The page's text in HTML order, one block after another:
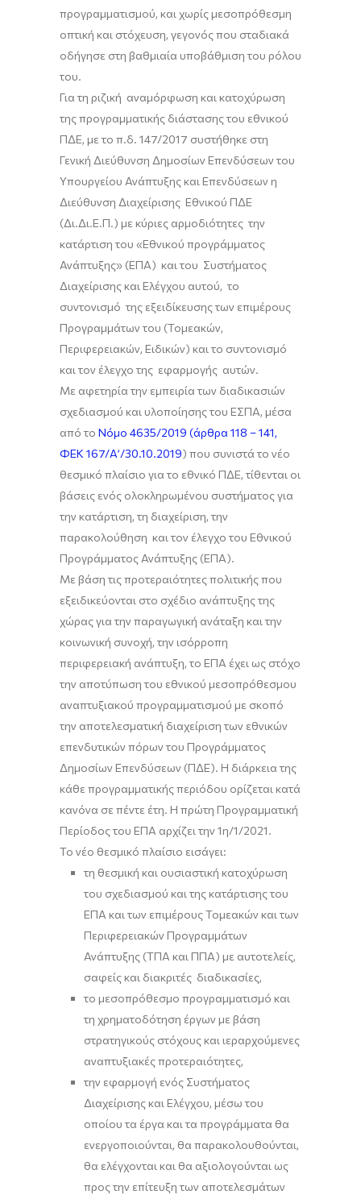
προγραμματισμού, και χωρίς μεσοπρόθεσμη
οπτική και στόχευση, γεγονός που σταδιακά
οδήγησε στη βαθμιαία υποβάθμιση του ρόλου
του.
Για τη ριζική αναμόρφωση και κατοχύρωση
της προγραμματικής διάστασης του εθνικού
ΠΔΕ, με το π.δ. 147/2017 συστήθηκε στη
Γενική Διεύθυνση Δημοσίων Επενδύσεων του
Υπουργείου Ανάπτυξης και Επενδύσεων η
Διεύθυνση Διαχείρισης Εθνικού ΠΔΕ
(Δι.Δι.Ε.Π.) με κύριες αρμοδιότητες την
κατάρτιση του «Εθνικού προγράμματος
Ανάπτυξης» (ΕΠΑ) και του Συστήματος
Διαχείρισης και Ελέγχου αυτού, το
συντονισμό της εξειδίκευσης των επιμέρους
Προγραμμάτων του (Τομεακών,
Περιφερειακών, Ειδικών) και το συντονισμό
και τον έλεγχο της εφαρμογής αυτών.
Με αφετηρία την εμπειρία των διαδικασιών
σχεδιασμού και υλοποίησης του ΕΣΠΑ, μέσα
από το Νόμο 4635/2019 (άρθρα 118 – 141,
ΦΕΚ 167/Α’/30.10.2019) που συνιστά το νέο
θεσμικό πλαίσιο για το εθνικό ΠΔΕ, τίθενται οι
βάσεις ενός ολοκληρωμένου συστήματος για
την κατάρτιση, τη διαχείριση, την
παρακολούθηση και τον έλεγχο του Εθνικού
Προγράμματος Ανάπτυξης (ΕΠΑ).
Με βάση τις προτεραιότητες πολιτικής που
εξειδικεύονται στο σχέδιο ανάπτυξης της
χώρας για την παραγωγική ανάταξη και την
κοινωνική συνοχή, την ισόρροπη
περιφερειακή ανάπτυξη, το ΕΠΑ έχει ως στόχο
την αποτύπωση του εθνικού μεσοπρόθεσμου
αναπτυξιακού προγραμματισμού με σκοπό
την αποτελεσματική διαχείριση των εθνικών
επενδυτικών πόρων του Προγράμματος
Δημοσίων Επενδύσεων (ΠΔΕ). Η διάρκεια της
κάθε προγραμματικής περιόδου ορίζεται κατά
κανόνα σε πέντε έτη. Η πρώτη Προγραμματική
Περίοδος του ΕΠΑ αρχίζει την 1η/1/2021.
Το νέο θεσμικό πλαίσιο εισάγει:
τη θεσμική και ουσιαστική κατοχύρωση
του σχεδιασμού και της κατάρτισης του
ΕΠΑ και των επιμέρους Τομεακών και των
Περιφερειακών Προγραμμάτων
Ανάπτυξης (ΤΠΑ και ΠΠΑ) με αυτοτελείς,
σαφείς και διακριτές διαδικασίες,
το μεσοπρόθεσμο προγραμματισμό και
τη χρηματοδότηση έργων με βάση
στρατηγικούς στόχους και ιεραρχούμενες
αναπτυξιακές προτεραιότητες,
την εφαρμογή ενός Συστήματος
Διαχείρισης και Ελέγχου, μέσω του
οποίου τα έργα και τα προγράμματα θα
ενεργοποιούνται, θα παρακολουθούνται,
θα ελέγχονται και θα αξιολογούνται ως
προς την επίτευξη των αποτελεσμάτων